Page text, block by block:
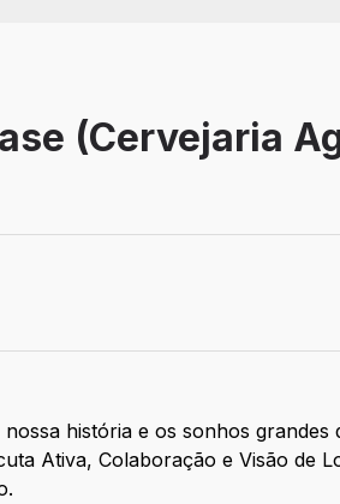
(Cervejaria
história e os sonhos grandes
Ativa, Colaboração e Visão de